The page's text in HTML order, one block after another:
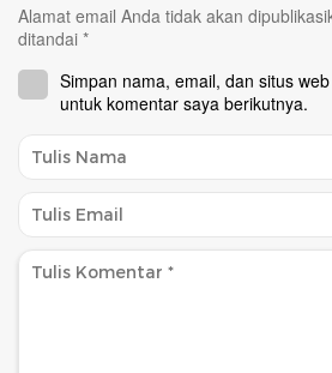
Alamat email Anda tidak akan
ditandai *
Simpan nama, email, dan situs
untuk komentar saya berikutnya.